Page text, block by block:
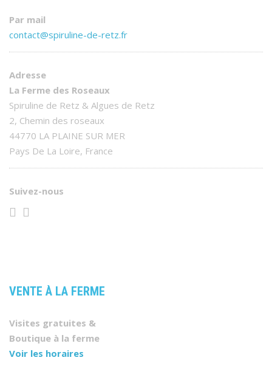
Par mail
contact@spiruline-de-retz.fr
Adresse
La Ferme des Roseaux
Spiruline de Retz & Algues de Retz
2, Chemin des roseaux
44770 LA PLAINE SUR MER
Pays De La Loire, France
Suivez-nous
VENTE À LA FERME
Visites gratuites &
Boutique à la ferme
Voir les horaires